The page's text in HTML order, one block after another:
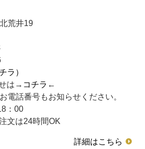
荒井19
ラ）
は→ コチラ ←
電話番号もお知らせください。
：00
文は24時間OK
詳細はこちら